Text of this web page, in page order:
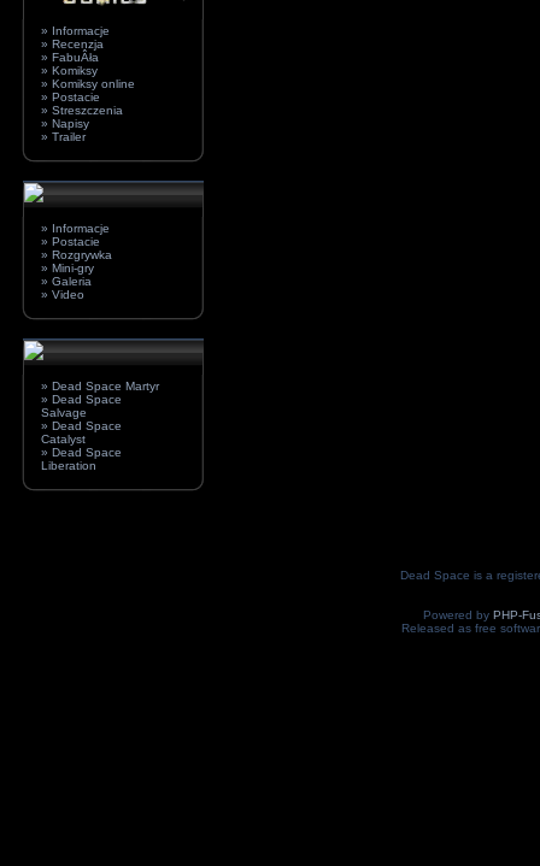
» Informacje
» Recenzja
» FabuÂła
» Komiksy
» Komiksy online
» Postacie
» Streszczenia
» Napisy
» Trailer
» Informacje
» Postacie
» Rozgrywka
» Mini-gry
» Galeria
» Video
» Dead Space Martyr
» Dead Space
Salvage
» Dead Space
Catalyst
» Dead Space
Liberation
Dead Space is a
Powered by PHP-
Released as free